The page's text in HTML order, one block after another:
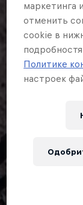
маркетинга
отменить
cookie в
Политике
настроек